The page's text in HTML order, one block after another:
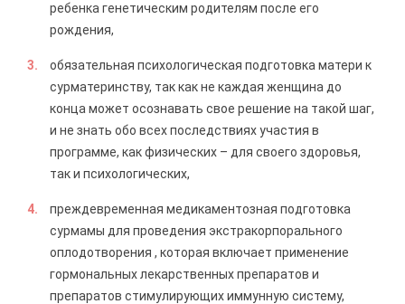
ребенка генетическим родителям после его
рождения,
обязательная психологическая подготовка матери к
сурматеринству, так как не каждая женщина до
конца может осознавать свое решение на такой шаг,
и не знать обо всех последствиях участия в
программе, как физических – для своего здоровья,
так и психологических,
преждевременная медикаментозная подготовка
сурмамы для проведения экстракорпорального
оплодотворения , которая включает применение
гормональных лекарственных препаратов и
препаратов стимулирующих иммунную систему,